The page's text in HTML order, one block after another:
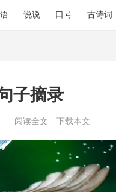
说说 口号 古诗词
子摘录
阅读全文 下载本文